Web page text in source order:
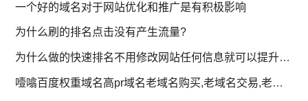
一个好的域名对于网站优化和推广是有积极影响
为什么刷的排名点击没有产生流量?
为什么做的快速排名不用修改网站任何信息就可以提升排名?
噎噏百度权重域名高pr域名老域名购买,老域名交易,老域名出售,已备案域名,百度搜狗收录域名,外链反链域名